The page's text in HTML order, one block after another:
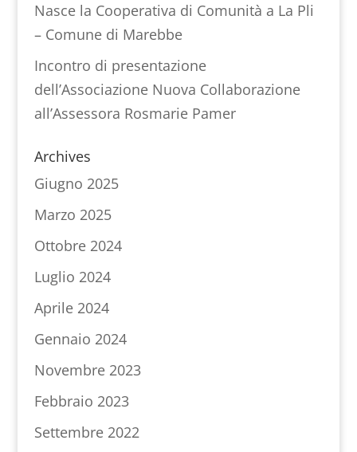
Nasce la Cooperativa di Comunità a La Pli
– Comune di Marebbe
Incontro di presentazione
dell’Associazione Nuova Collaborazione
all’Assessora Rosmarie Pamer
Archives
Giugno 2025
Marzo 2025
Ottobre 2024
Luglio 2024
Aprile 2024
Gennaio 2024
Novembre 2023
Febbraio 2023
Settembre 2022